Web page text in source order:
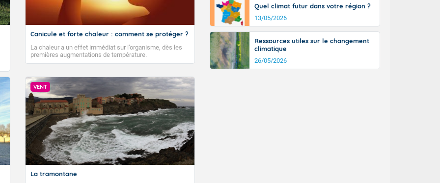
Canicule et forte chaleur : comment se protéger ?
La chaleur a un effet immédiat sur l’organisme, dès les
premières augmentations de température.
VENT
La tramontane
Quel climat futur dans votre région ?
13/05/2026
Ressources utiles sur le changement
climatique
26/05/2026